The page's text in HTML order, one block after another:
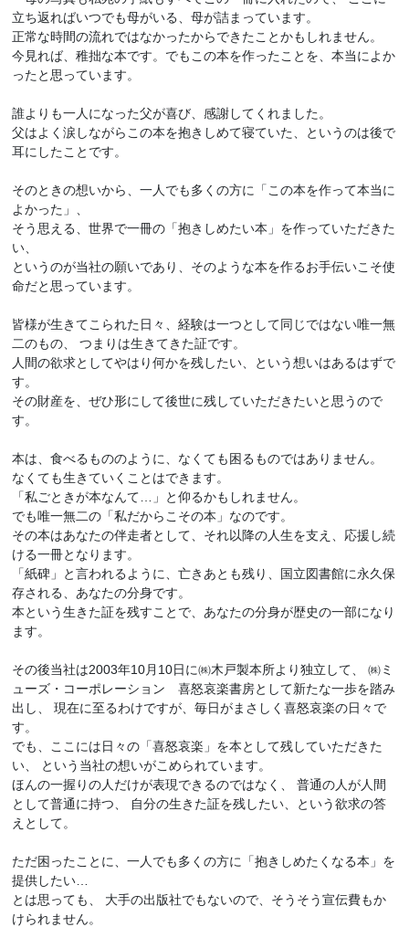
立ち返ればいつでも母がいる、母が詰まっています。
正常な時間の流れではなかったからできたことかもしれません。
今見れば、稚拙な本です。でもこの本を作ったことを、本当によか
ったと思っています。
誰よりも一人になった父が喜び、感謝してくれました。
父はよく涙しながらこの本を抱きしめて寝ていた、というのは後で
耳にしたことです。
そのときの想いから、一人でも多くの方に「この本を作って本当に
よかった」、
そう思える、世界で一冊の「抱きしめたい本」を作っていただきた
い、
というのが当社の願いであり、そのような本を作るお手伝いこそ使
命だと思っています。
皆様が生きてこられた日々、経験は一つとして同じではない唯一無
二のもの、 つまりは生きてきた証です。
人間の欲求としてやはり何かを残したい、という想いはあるはずで
す。
その財産を、ぜひ形にして後世に残していただきたいと思うので
す。
本は、食べるもののように、なくても困るものではありません。
なくても生きていくことはできます。
「私ごときが本なんて…」と仰るかもしれません。
でも唯一無二の「私だからこその本」なのです。
その本はあなたの伴走者として、それ以降の人生を支え、応援し続
ける一冊となります。
「紙碑」と言われるように、亡きあとも残り、国立図書館に永久保
存される、あなたの分身です。
本という生きた証を残すことで、あなたの分身が歴史の一部になり
ます。
その後当社は2003年10月10日に㈱木戸製本所より独立して、 ㈱ミ
ューズ・コーポレーション 喜怒哀楽書房として新たな一歩を踏み
出し、 現在に至るわけですが、毎日がまさしく喜怒哀楽の日々で
す。
でも、ここには日々の「喜怒哀楽」を本として残していただきた
い、 という当社の想いがこめられています。
ほんの一握りの人だけが表現できるのではなく、 普通の人が人間
として普通に持つ、 自分の生きた証を残したい、という欲求の答
えとして。
ただ困ったことに、一人でも多くの方に「抱きしめたくなる本」を
提供したい…
とは思っても、 大手の出版社でもないので、そうそう宣伝費もか
けられません。